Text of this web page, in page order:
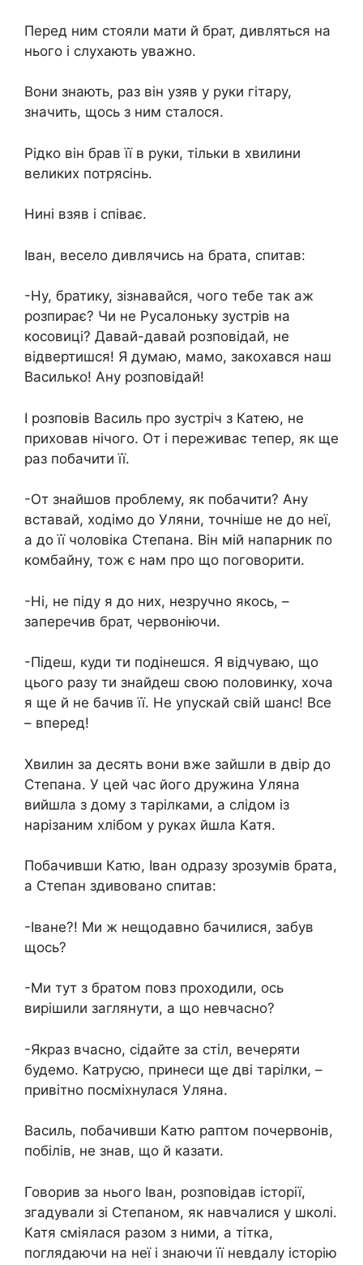
Перед ним стояли мати й брат, дивляться на
нього і слухають уважно.
Вони знають, раз він узяв у руки гітару,
значить, щось з ним сталося.
Рідко він брав її в руки, тільки в хвилини
великих потрясінь.
Нині взяв і співає.
Іван, весело дивлячись на брата, спитав:
-Ну, братику, зізнавайся, чого тебе так аж
розпирає? Чи не Русалоньку зустрів на
косовиці? Давай-давай розповідай, не
відвертишся! Я думаю, мамо, закохався наш
Василько! Ану розповідай!
І розповів Василь про зустріч з Катею, не
приховав нічого. От і переживає тепер, як ще
раз побачити її.
-От знайшов проблему, як побачити? Ану
вставай, ходімо до Уляни, точніше не до неї,
а до її чоловіка Степана. Він мій напарник по
комбайну, тож є нам про що поговорити.
-Ні, не піду я до них, незручно якось, –
заперечив брат, червоніючи.
-Підеш, куди ти подінешся. Я відчуваю, що
цього разу ти знайдеш свою половинку, хоча
я ще й не бачив її. Не упускай свій шанс! Все
– вперед!
Хвилин за десять вони вже зайшли в двір до
Степана. У цей час його дружина Уляна
вийшла з дому з тарілками, а слідом із
нарізаним хлібом у руках йшла Катя.
Побачивши Катю, Іван одразу зрозумів брата,
а Степан здивовано спитав:
-Іване?! Ми ж нещодавно бачилися, забув
щось?
-Ми тут з братом повз проходили, ось
вирішили заглянути, а що невчасно?
-Якраз вчасно, сідайте за стіл, вечеряти
будемо. Катрусю, принеси ще дві тарілки, –
привітно посміхнулася Уляна.
Василь, побачивши Катю раптом почервонів,
побілів, не знав, що й казати.
Говорив за нього Іван, розповідав історії,
згадували зі Степаном, як навчалися у школі.
Катя сміялася разом з ними, а тітка,
поглядаючи на неї і знаючи її невдалу історію